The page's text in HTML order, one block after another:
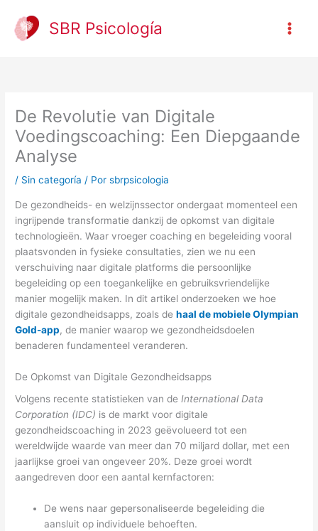
contenido
SBR Psicología
De Revolutie van Digitale
Voedingscoaching: Een Diepgaande
Analyse
/ Sin categoría / Porsbrpsicologia
De gezondheids- en welzijnssector ondergaat momenteel een
ingrijpende transformatie dankzij de opkomst van digitale
technologieën. Waar vroeger coaching en begeleiding vooral
plaatsvonden in fysieke consultaties, zien we nu een
verschuiving naar digitale platforms die persoonlijke
begeleiding op een toegankelijke en gebruiksvriendelijke
manier mogelijk maken. In dit artikel onderzoeken we hoe
digitale gezondheidsapps, zoals dehaal de mobiele Olympian
Gold-app, de manier waarop we gezondheidsdoelen
benaderen fundamenteel veranderen.
De Opkomst van Digitale Gezondheidsapps
Volgens recente statistieken van deInternational Data
Corporation (IDC) is de markt voor digitale
gezondheidscoaching in 2023 geëvolueerd tot een
wereldwijde waarde van meer dan 70 miljard dollar, met een
jaarlijkse groei van ongeveer 20%. Deze groei wordt
aangedreven door een aantal kernfactoren:
De wens naar gepersonaliseerde begeleiding die
aansluit op individuele behoeften.